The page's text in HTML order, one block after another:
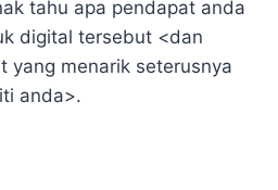
tahu apa pendapat anda
digital tersebut <dan
yang menarik seterusnya
anda>.